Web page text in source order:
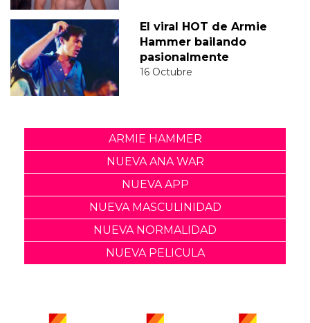
El viral HOT de Armie
Hammer bailando
pasionalmente
16 Octubre
ARMIE HAMMER
NUEVA ANA WAR
NUEVA APP
NUEVA MASCULINIDAD
NUEVA NORMALIDAD
NUEVA PELICULA